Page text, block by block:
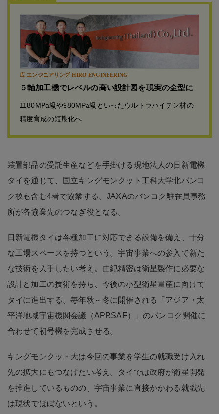
広 エンジニアリング HIRO ENGINEERING
５軸加工機でレベルの高い設計図を現実の金型に
1180MPa級や980MPa級といったウルトラハイテン材の
精度育成の短期化へ
装置部品の受託生産などを手掛ける現地法人の日新電機
タイを通じて、国立キングモンクット工科大学北バンコ
ク校も含む4者で協業する。JAXAのバンコク駐在員事務
所が各協業先のつなぎ役となる。
日新電機タイは各種加工に対応できる設備を備え、十分
な工場スペースを持つという。宇宙事業への参入で新た
な技術を入手したい考え。由紀精密は衛星製作に必要な
設計と加工の技術を持ち、今後の小型衛星量産に向けて
タイに進出する。毎年秋～冬に開催される「アジア・太
平洋地域宇宙機関会議（APRSAF）」のバンコク開催に
合わせて初号機を完成させる。
キングモンクット大は今回の事業を学生の就職受け入れ
先の拡大にもつなげたい考え。タイでは政府が衛星開発
を推進しているものの、宇宙事業に直接かかわる就職先
は現状でほぼないという。